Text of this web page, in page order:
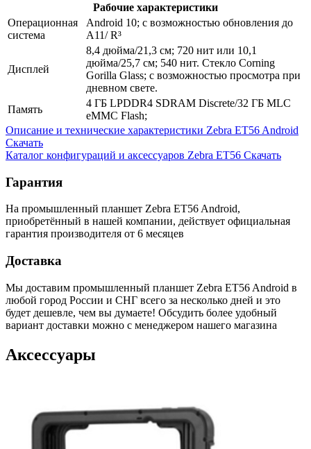
Рабочие характеристики
Операционная
система
Android 10; с возможностью обновления до
A11/ R³
Дисплей
8,4 дюйма/21,3 см; 720 нит или 10,1
дюйма/25,7 см; 540 нит. Стекло Corning
Gorilla Glass; с возможностью просмотра при
дневном свете.
Память
4 ГБ LPDDR4 SDRAM Discrete/32 ГБ MLC
eMMC Flash;
Описание и технические характеристики Zebra ET56 Android
Скачать
Каталог конфигураций и аксессуаров Zebra ET56 Скачать
Гарантия
На промышленный планшет Zebra ET56 Android,
приобретённый в нашей компании, действует официальная
гарантия производителя от 6 месяцев
Доставка
Мы доставим промышленный планшет Zebra ET56 Android в
любой город России и СНГ всего за несколько дней и это
будет дешевле, чем вы думаете! Обсудить более удобный
вариант доставки можно с менеджером нашего магазина
Аксессуары